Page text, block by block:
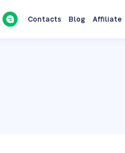
Affiliate
Blog
Contacts